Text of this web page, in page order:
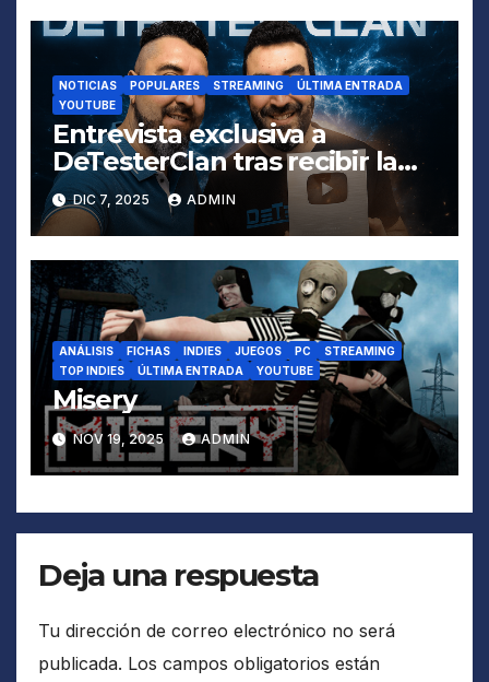
NOTICIAS POPULARES STREAMING
ÚLTIMA ENTRADA
YOUTUBE
Entrevista exclusiva a
DeTesterClan tras recibir la
placa de 100.000 suscriptores
en YouTube
DIC 7, 2025 ADMIN
ANÁLISIS FICHAS INDIES JUEGOS PC
STREAMING
TOP INDIES
ÚLTIMA ENTRADA YOUTUBE
Misery
NOV 19, 2025 ADMIN
Deja una respuesta
Tu dirección de correo electrónico no será
publicada. Los campos obligatorios están